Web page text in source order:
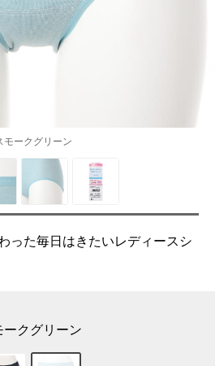
モークグリーン
った毎日はきたいレディースシ
ークグリーン